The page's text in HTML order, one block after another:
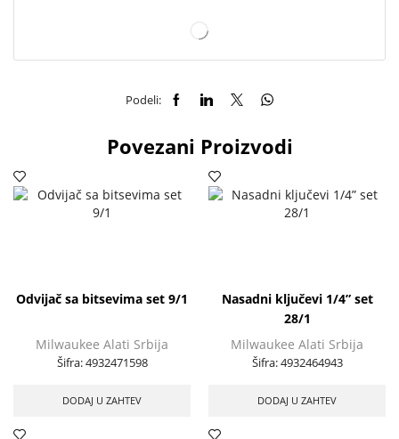
Podeli:
Povezani Proizvodi
Odvijač sa bitsevima set 9/1
Milwaukee Alati Srbija
Šifra:4932471598
DODAJ U ZAHTEV
Nasadni ključevi 1/4” set
28/1
Milwaukee Alati Srbija
Šifra:4932464943
DODAJ U ZAHTEV